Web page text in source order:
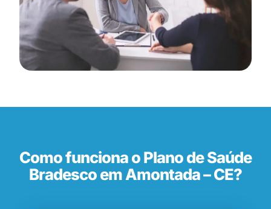
Como funciona o Plano de Saúde
Bradesco em Amontada – CE?